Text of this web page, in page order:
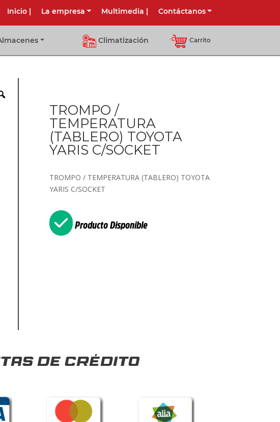
Inicio| La empresa Multimedia | Contáctanos
Climatización Carrito
TROMPO /
TEMPERATURA
(TABLERO) TOYOTA
YARIS C/SOCKET
TROMPO / TEMPERATURA (TABLERO) TOYOTA
YARIS C/SOCKET
Producto Disponible
de crédito